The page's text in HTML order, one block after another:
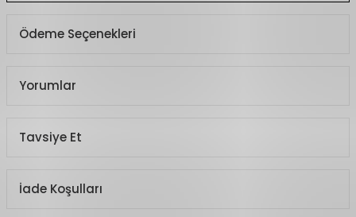
Ödeme Seçenekleri
Yorumlar
Tavsiye Et
İade Koşulları